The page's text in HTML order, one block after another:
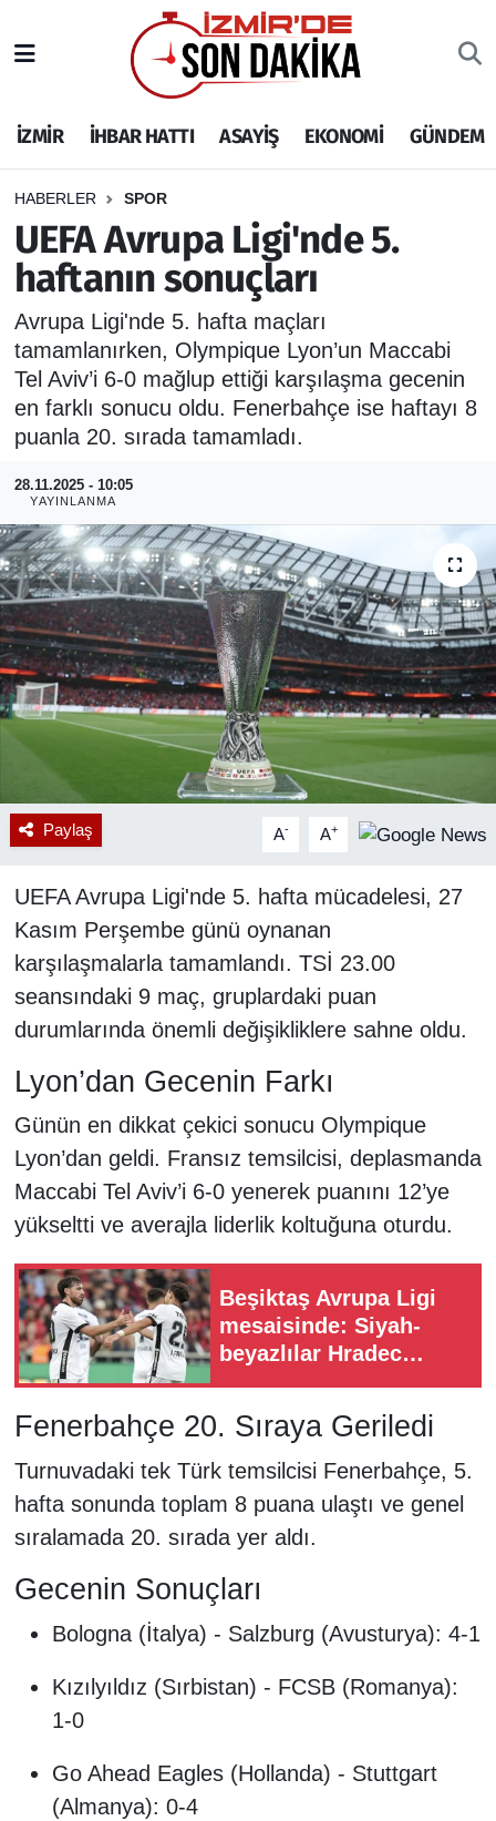
İZMİR İHBAR HATTI ASAYİŞ EKONOMİ GÜNDEM
HABERLER SPOR
UEFA Avrupa Ligi'nde 5.
haftanın sonuçları
Avrupa Ligi'nde 5. hafta maçları
tamamlanırken, Olympique Lyon’un Maccabi
Tel Aviv’i 6-0 mağlup ettiği karşılaşma gecenin
en farklı sonucu oldu. Fenerbahçe ise haftayı 8
puanla 20. sırada tamamladı.
28.11.2025 - 10:05
YAYINLANMA
Paylaş A- A+
UEFA Avrupa Ligi'nde 5. hafta mücadelesi, 27
Kasım Perşembe günü oynanan
karşılaşmalarla tamamlandı. TSİ 23.00
seansındaki 9 maç, gruplardaki puan
durumlarında önemli değişikliklere sahne oldu.
Lyon’dan Gecenin Farkı
Günün en dikkat çekici sonucu Olympique
Lyon’dan geldi. Fransız temsilcisi, deplasmanda
Maccabi Tel Aviv’i 6-0 yenerek puanını 12’ye
yükseltti ve averajla liderlik koltuğuna oturdu.
Beşiktaş Avrupa Ligi
mesaisinde: Siyah-
beyazlılar Hradec
Fenerbahçe 20. Sıraya Geriledi
Turnuvadaki tek Türk temsilcisi Fenerbahçe, 5.
hafta sonunda toplam 8 puana ulaştı ve genel
sıralamada 20. sırada yer aldı.
Gecenin Sonuçları
Bologna (İtalya) - Salzburg (Avusturya): 4-1
Kızılyıldız (Sırbistan) - FCSB (Romanya):
1-0
Go Ahead Eagles (Hollanda) - Stuttgart
(Almanya): 0-4
İHBAR HATTI
DEPREM
GENEL
EKONOMİ
SİYASET
SPOR
ASAYİŞ
RESMİ REKLAM
İzmir Nöbetçi Eczaneler
İzmir Hava Durumu
İzmir Namaz Vakitleri
İzmir Trafik Yoğunluk Haritası
Puan Durumu ve Fikstür
Tüm Manşetler
Son Dakika Haberleri
Haber Arşivi